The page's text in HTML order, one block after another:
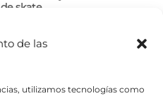
de las
utilizamos tecnologías como
skate
PISTAS DE SKATE A LA
ofrecemos una [...]